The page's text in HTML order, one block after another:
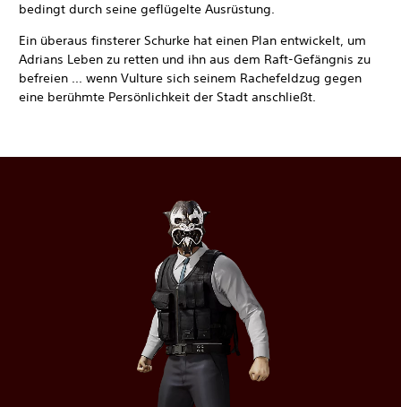
bedingt durch seine geflügelte Ausrüstung.
Ein überaus finsterer Schurke hat einen Plan entwickelt, um
Adrians Leben zu retten und ihn aus dem Raft-Gefängnis zu
befreien ... wenn Vulture sich seinem Rachefeldzug gegen
eine berühmte Persönlichkeit der Stadt anschließt.